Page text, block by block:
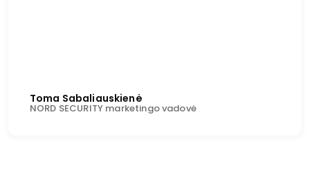
Toma Sabaliauskienė
NORD SECURITY marketingo vadovė